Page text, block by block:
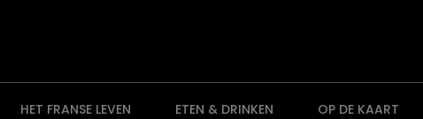
HET FRANSE LEVEN ETEN & DRINKEN OP DE KAART